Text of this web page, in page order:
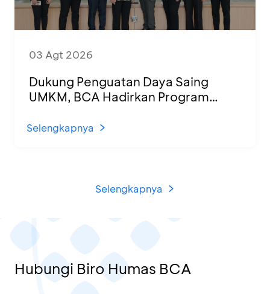
03 Agt 2026
Dukung Penguatan Daya Saing
UMKM, BCA Hadirkan Program
di KCU Tanjung Priok
Selengkapnya
Selengkapnya
Hubungi Biro Humas BCA